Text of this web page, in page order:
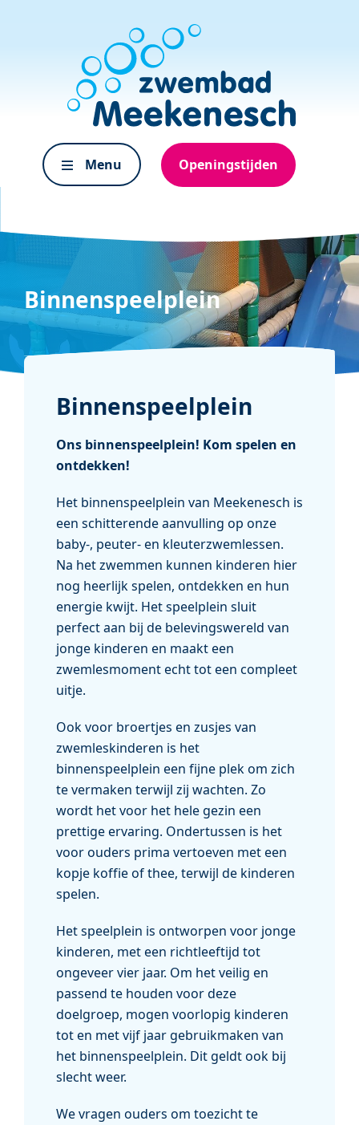
Menu Openingstijden
Binnenspeelplein
Binnenspeelplein
Ons binnenspeelplein! Kom spelen en
ontdekken!
Het binnenspeelplein van Meekenesch is
een schitterende aanvulling op onze
baby-, peuter- en kleuterzwemlessen.
Na het zwemmen kunnen kinderen hier
nog heerlijk spelen, ontdekken en hun
energie kwijt. Het speelplein sluit
perfect aan bij de belevingswereld van
jonge kinderen en maakt een
zwemlesmoment echt tot een compleet
uitje.
Ook voor broertjes en zusjes van
zwemleskinderen is het
binnenspeelplein een fijne plek om zich
te vermaken terwijl zij wachten. Zo
wordt het voor het hele gezin een
prettige ervaring. Ondertussen is het
voor ouders prima vertoeven met een
kopje koffie of thee, terwijl de kinderen
spelen.
Het speelplein is ontworpen voor jonge
kinderen, met een richtleeftijd tot
ongeveer vier jaar. Om het veilig en
passend te houden voor deze
doelgroep, mogen voorlopig kinderen
tot en met vijf jaar gebruikmaken van
het binnenspeelplein. Dit geldt ook bij
slecht weer.
We vragen ouders om toezicht te